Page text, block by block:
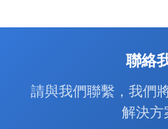
聯絡
請與我們聯繫，我們
解決方